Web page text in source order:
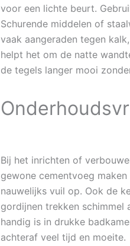
voor een lichte beurt.
Schurende middelen of
vaak aangeraden tegen
helpt het om de natte
de tegels langer mooi
Bij het inrichten of
gewone cementvoeg
nauwelijks vuil op. Ook de
gordijnen trekken schimmel
handig is in drukke
achteraf veel tijd en moeite.